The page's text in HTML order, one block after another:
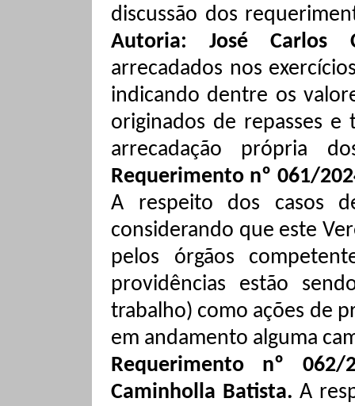
discussão dos
Autoria: José Carlos
arrecadados nos
indicando dentre os
originados de repasses e
arrecadação própria
Requerimento nº 061/
A respeito dos casos
considerando que este
pelos órgãos
providências estão
trabalho) como ações de
em andamento alguma
Requerimento nº
Caminholla Batista. A